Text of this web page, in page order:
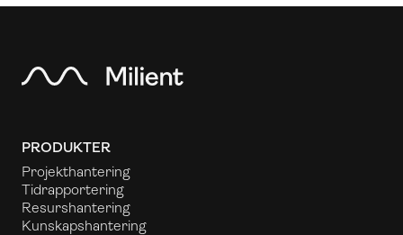
PRODUKTER
Projekthantering
Tidrapportering
Resurshantering
Kunskapshantering